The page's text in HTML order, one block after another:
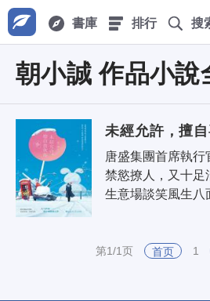
書庫 排行 搜
朝小誠 作品小說
未經允許，擅
唐盛集團首席執行
禁慾撩人，又十足
生意場談笑風生八
察..
第1/1页 首页 1